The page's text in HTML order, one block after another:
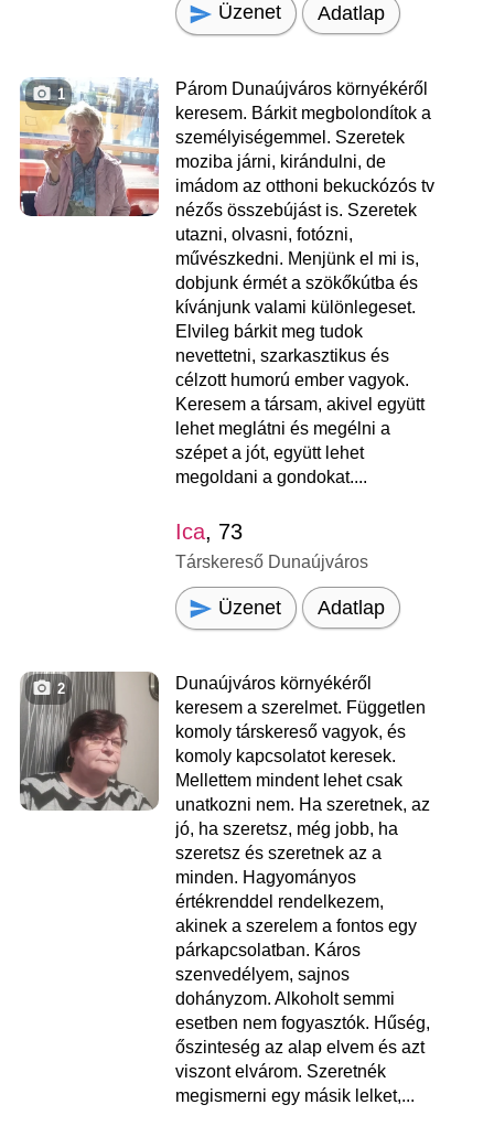
Üzenet Adatlap
1
Párom Dunaújváros környékéről
keresem. Bárkit megbolondítok a
személyiségemmel. Szeretek
moziba járni, kirándulni, de
imádom az otthoni bekuckózós tv
nézős összebújást is. Szeretek
utazni, olvasni, fotózni,
művészkedni. Menjünk el mi is,
dobjunk érmét a szökőkútba és
kívánjunk valami különlegeset.
Elvileg bárkit meg tudok
nevettetni, szarkasztikus és
célzott humorú ember vagyok.
Keresem a társam, akivel együtt
lehet meglátni és megélni a
szépet a jót, együtt lehet
megoldani a gondokat....
Ica, 73
Társkereső Dunaújváros
Üzenet Adatlap
2
Dunaújváros környékéről
keresem a szerelmet. Független
komoly társkereső vagyok, és
komoly kapcsolatot keresek.
Mellettem mindent lehet csak
unatkozni nem. Ha szeretnek, az
jó, ha szeretsz, még jobb, ha
szeretsz és szeretnek az a
minden. Hagyományos
értékrenddel rendelkezem,
akinek a szerelem a fontos egy
párkapcsolatban. Káros
szenvedélyem, sajnos
dohányzom. Alkoholt semmi
esetben nem fogyasztók. Hűség,
őszinteség az alap elvem és azt
viszont elvárom. Szeretnék
megismerni egy másik lelket,...